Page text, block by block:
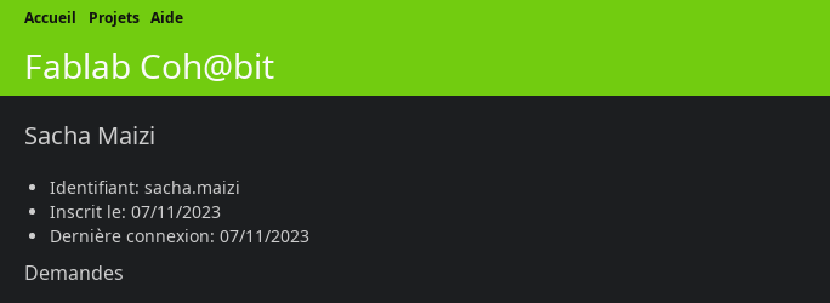
Accueil Projets Aide
Fablab Coh@bit
Sacha Maizi
Identifiant: sacha.maizi
Inscrit le: 07/11/2023
Dernière connexion: 07/11/2023
Demandes